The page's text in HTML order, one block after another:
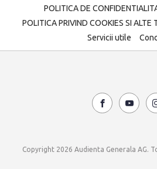
POLITICA DE
POLITICA PRIVIND COOKIES SI ALTE
Servicii utile
Copyright 2026 Audienta Generala AG.